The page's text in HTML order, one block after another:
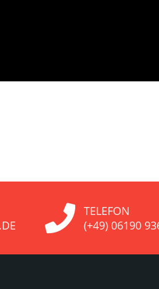
TELEFON
(+49) 06190